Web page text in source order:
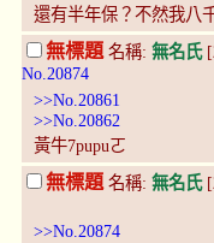
還有半年保？不然我八
無標題 名稱: 無名氏
No.20874
>>No.20861
>>No.20862
黃牛7pupuㄛ
無標題名稱: 無名氏
>>No.20874